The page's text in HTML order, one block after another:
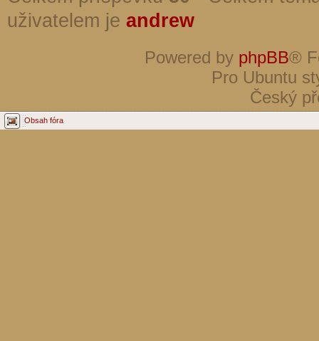
uživatelem je andrew
Powered by phpBB®
Pro Ubuntu
Český
Obsah fóra